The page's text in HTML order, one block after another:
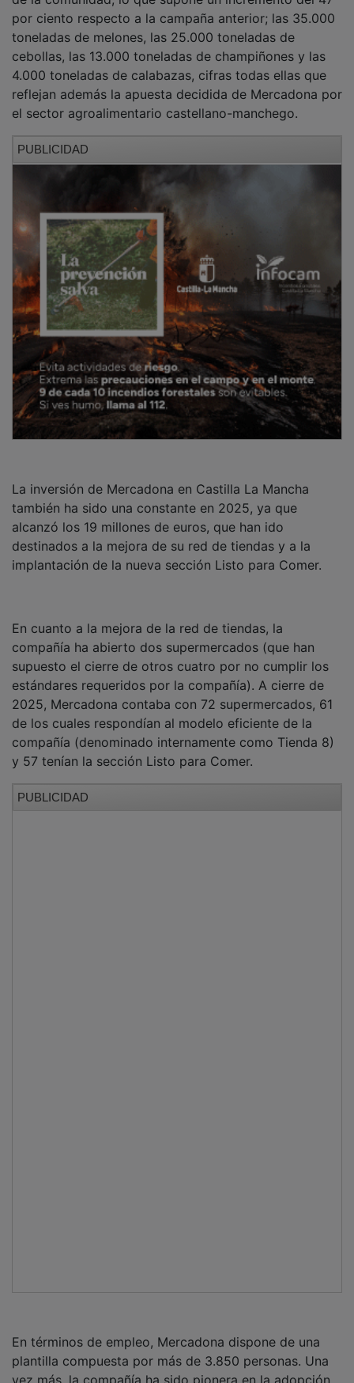
por ciento respecto a la campaña anterior; las 35.000
toneladas de melones, las 25.000 toneladas de
cebollas, las 13.000 toneladas de champiñones y las
4.000 toneladas de calabazas, cifras todas ellas que
reflejan además la apuesta decidida de Mercadona por
el sector agroalimentario castellano-manchego.
también ha sido una constante en 2025, ya que
alcanzó los 19 millones de euros, que han ido
destinados a la mejora de su red de tiendas y a la
implantación de la nueva sección Listo para Comer.
compañía ha abierto dos supermercados (que han
supuesto el cierre de otros cuatro por no cumplir los
estándares requeridos por la compañía). A cierre de
2025, Mercadona contaba con 72 supermercados, 61
de los cuales respondían al modelo eficiente de la
compañía (denominado internamente como Tienda 8)
y 57 tenían la sección Listo para Comer.
plantilla compuesta por más de 3.850 personas. Una
vez más, la compañía ha sido pionera en la adopción